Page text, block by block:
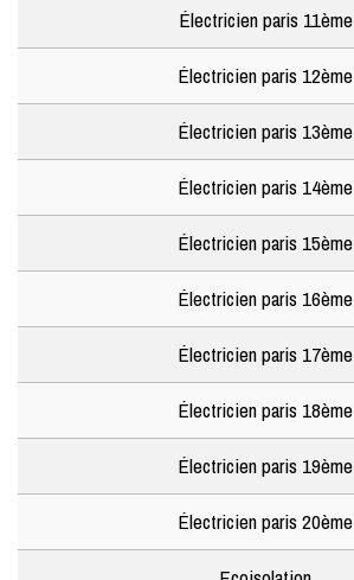
Électricien paris 11ème
Électricien paris 12ème
Électricien paris 13ème
Électricien paris 14ème
Électricien paris 15ème
Électricien paris 16ème
Électricien paris 17ème
Électricien paris 18ème
Électricien paris 19ème
Électricien paris 20ème